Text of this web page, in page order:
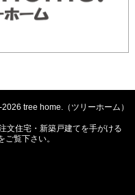
tree home.（ツリーホーム）
文住宅・新築戸建てを手がける
ご覧下さい。